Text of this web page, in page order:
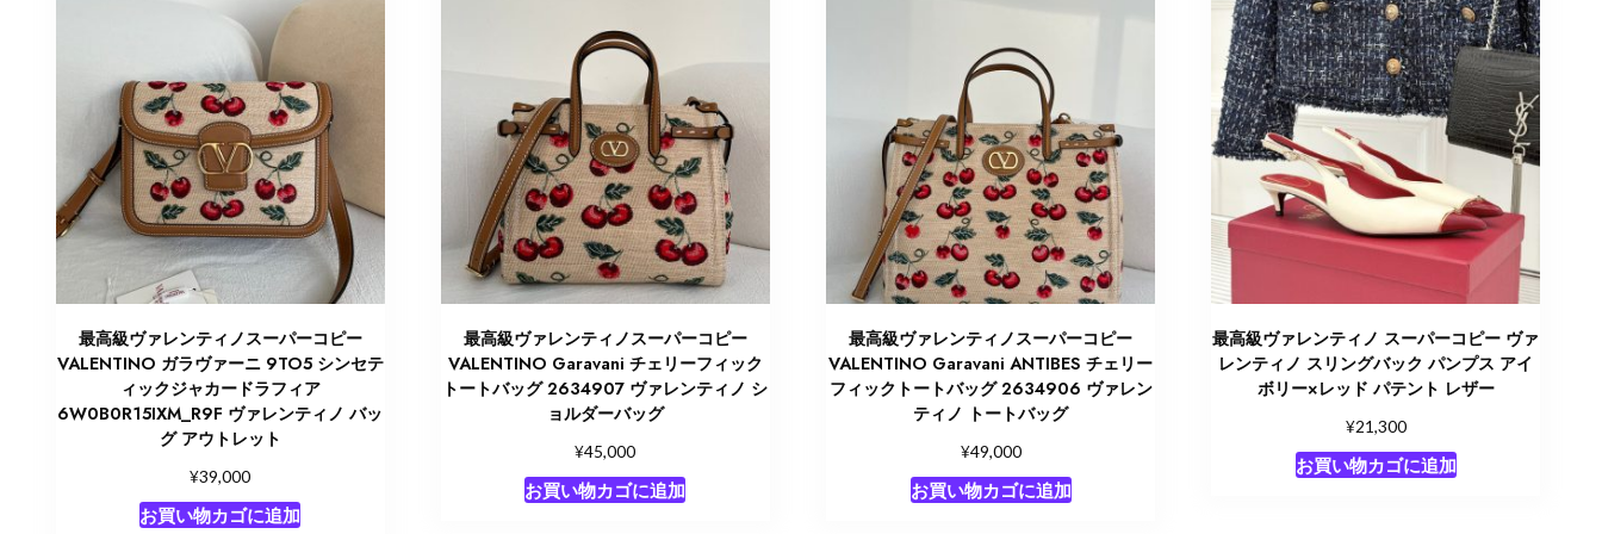
最高級ヴァレンティノスーパーコピー
VALENTINO ガラヴァーニ 9TO5 シンセテ
ィックジャカードラフィア
6W0B0R15IXM_R9F ヴァレンティノ バッ
グ アウトレット
¥39,000
お買い物カゴに追加
最高級ヴァレンティノスーパーコピー
VALENTINO Garavani チェリーフィック
トートバッグ 2634907 ヴァレンティノ シ
ョルダーバッグ
¥45,000
お買い物カゴに追加
最高級ヴァレンティノスーパーコピー
VALENTINO Garavani ANTIBES チェリー
フィックトートバッグ 2634906 ヴァレン
ティノ トートバッグ
¥49,000
お買い物カゴに追加
最高級ヴァレンティノ スーパーコピー ヴァ
レンティノ スリングバック パンプス アイ
ボリー×レッド パテント レザー
¥21,300
お買い物カゴに追加